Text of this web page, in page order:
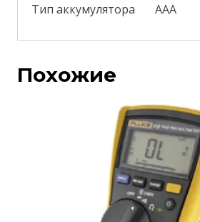
Тип аккумулятора ААА
Похожие